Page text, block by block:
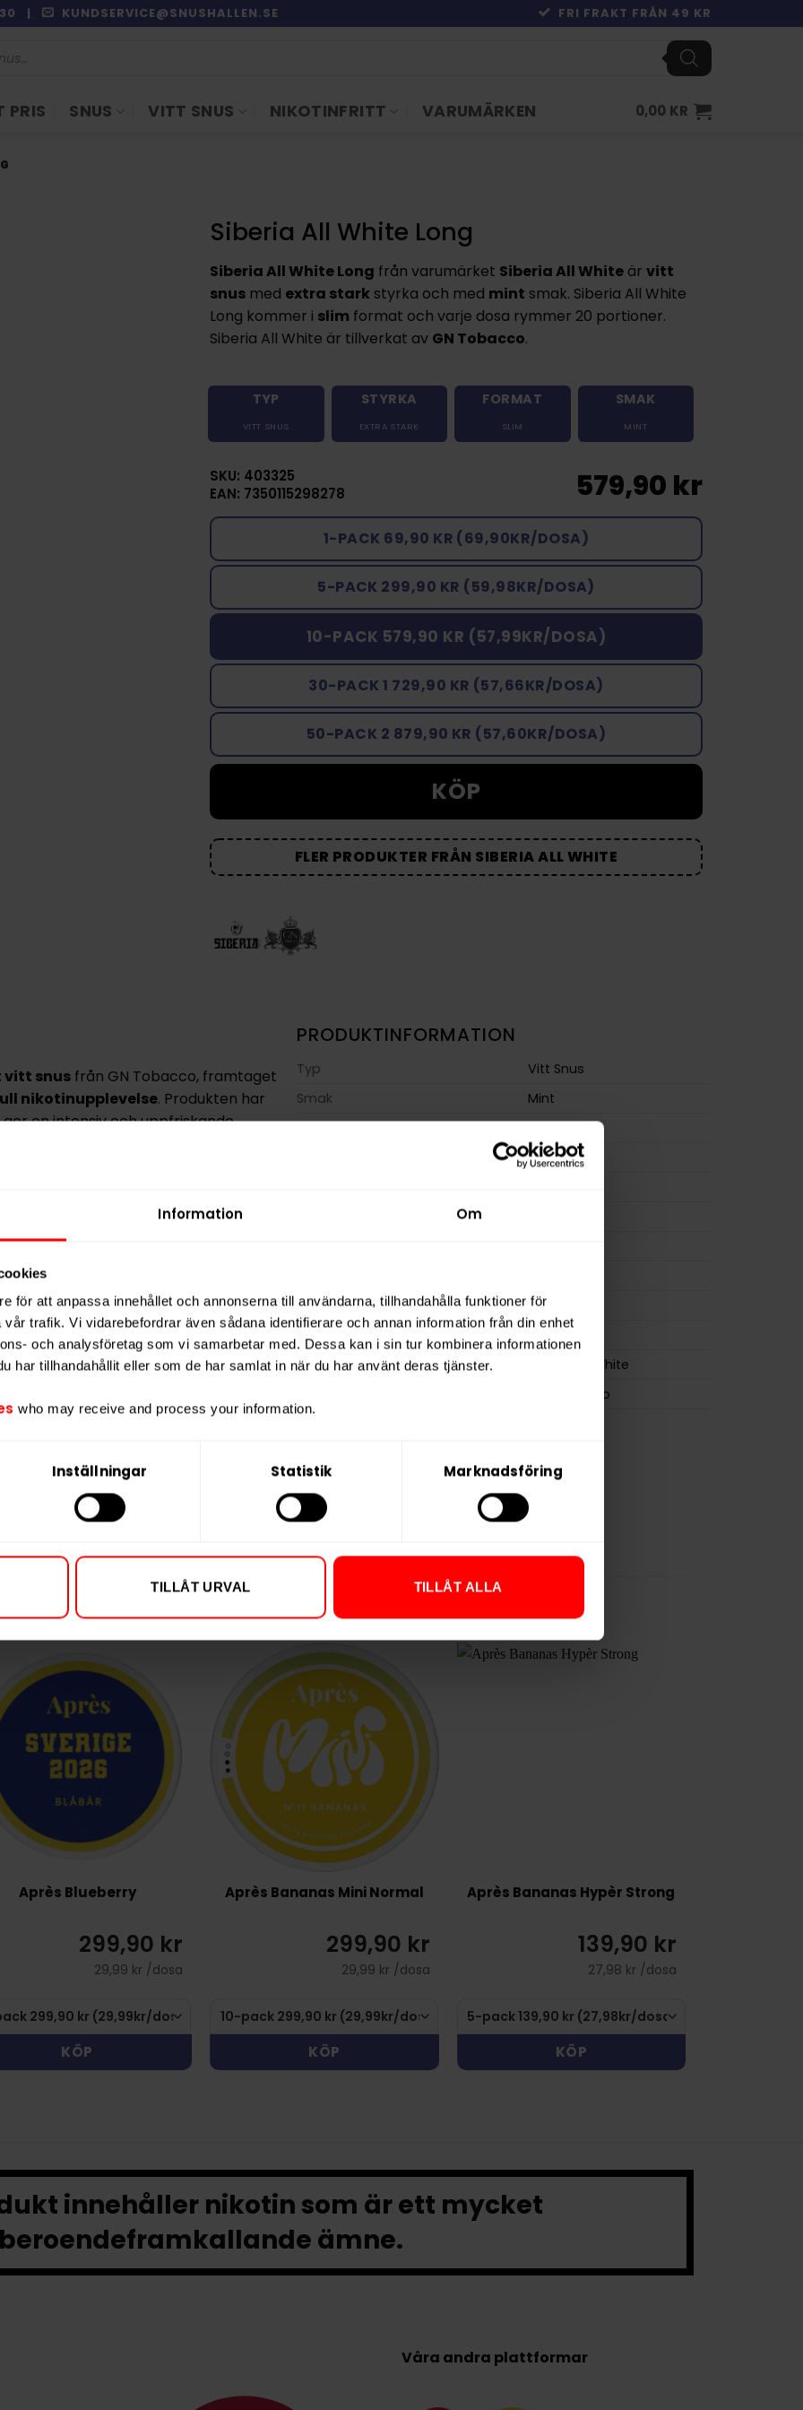
Information Om
för att anpassa innehållet och annonserna till användarna, tillhandahålla funktioner för
trafik. Vi vidarebefordrar även sådana identifierare och annan information från din enhet
och analysföretag som vi samarbetar med. Dessa kan i sin tur kombinera informationen
har tillhandahållit eller som de har samlat in när du har använt deras tjänster.
who may receive and process your information.
Inställningar Statistik Marknadsföring
TILLÅT URVAL TILLÅT ALLA
| KUNDSERVICE@SNUSHALLEN.SE FRI FRAKT FRÅN 49 KR
PRIS SNUS VITT SNUS NIKOTINFRITT VARUMÄRKEN 0,00 KR
Siberia All White Long
Siberia All White Long från varumärket Siberia All White är vitt
snus med extra stark styrka och med mint smak. Siberia All White
Long kommer i slim format och varje dosa rymmer 20 portioner.
Siberia All White är tillverkat av GN Tobacco.
TYP
VITT SNUS
STYRKA
EXTRA STARK
FORMAT
SLIM
SMAK
MINT
SKU: 403325
EAN: 7350115298278
579,90 kr
1-PACK 69,90 KR (69,90KR/DOSA)
5-PACK 299,90 KR (59,98KR/DOSA)
10-PACK 579,90 KR (57,99KR/DOSA)
30-PACK 1 729,90 KR (57,66KR/DOSA)
50-PACK 2 879,90 KR (57,60KR/DOSA)
KÖP
FLER PRODUKTER FRÅN SIBERIA ALL WHITE
snusfrån GN Tobacco, framtaget
nikotinupplevelse. Produkten har
ger en intensiv och uppfriskande
med en totalvikt på 15 gram.
25 mg nikotin per portion, och
inom segmentet tobaksfritt
användningutan risk för
fukthalt ger en jämn och kontrollerad
All White Long är avsedd för
i kombination med en tydligt
PRODUKTINFORMATION
Typ
Vitt Snus
Smak
Mint
Format
Slim
Extra Stark
Portioner per dosa
20
Vikt per portion
0,8 g
Varumärke
Siberia All White
GN Tobacco
Après Blueberry
299,90 kr
29,99 kr /dosa
KÖP
Après Bananas Mini Normal
299,90 kr
29,99 kr /dosa
KÖP
Après Bananas Hypèr Strong
139,90 kr
27,98 kr /dosa
KÖP
innehåller nikotin som är ett mycket
beroendeframkallande ämne.
Våra andra plattformar